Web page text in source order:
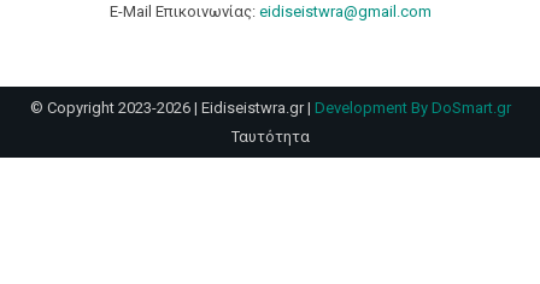
E-Mail Επικοινωνίας: eidiseistwra@gmail.com
© Copyright 2023-2026 | Eidiseistwra.gr | Development By DoSmart.gr
Ταυτότητα